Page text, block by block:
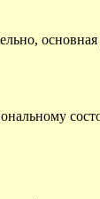
основная